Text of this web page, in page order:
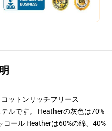
ットンリッチフリース
ルです。 Heatherの灰色は70%
ール Heatherは60%の綿、40%